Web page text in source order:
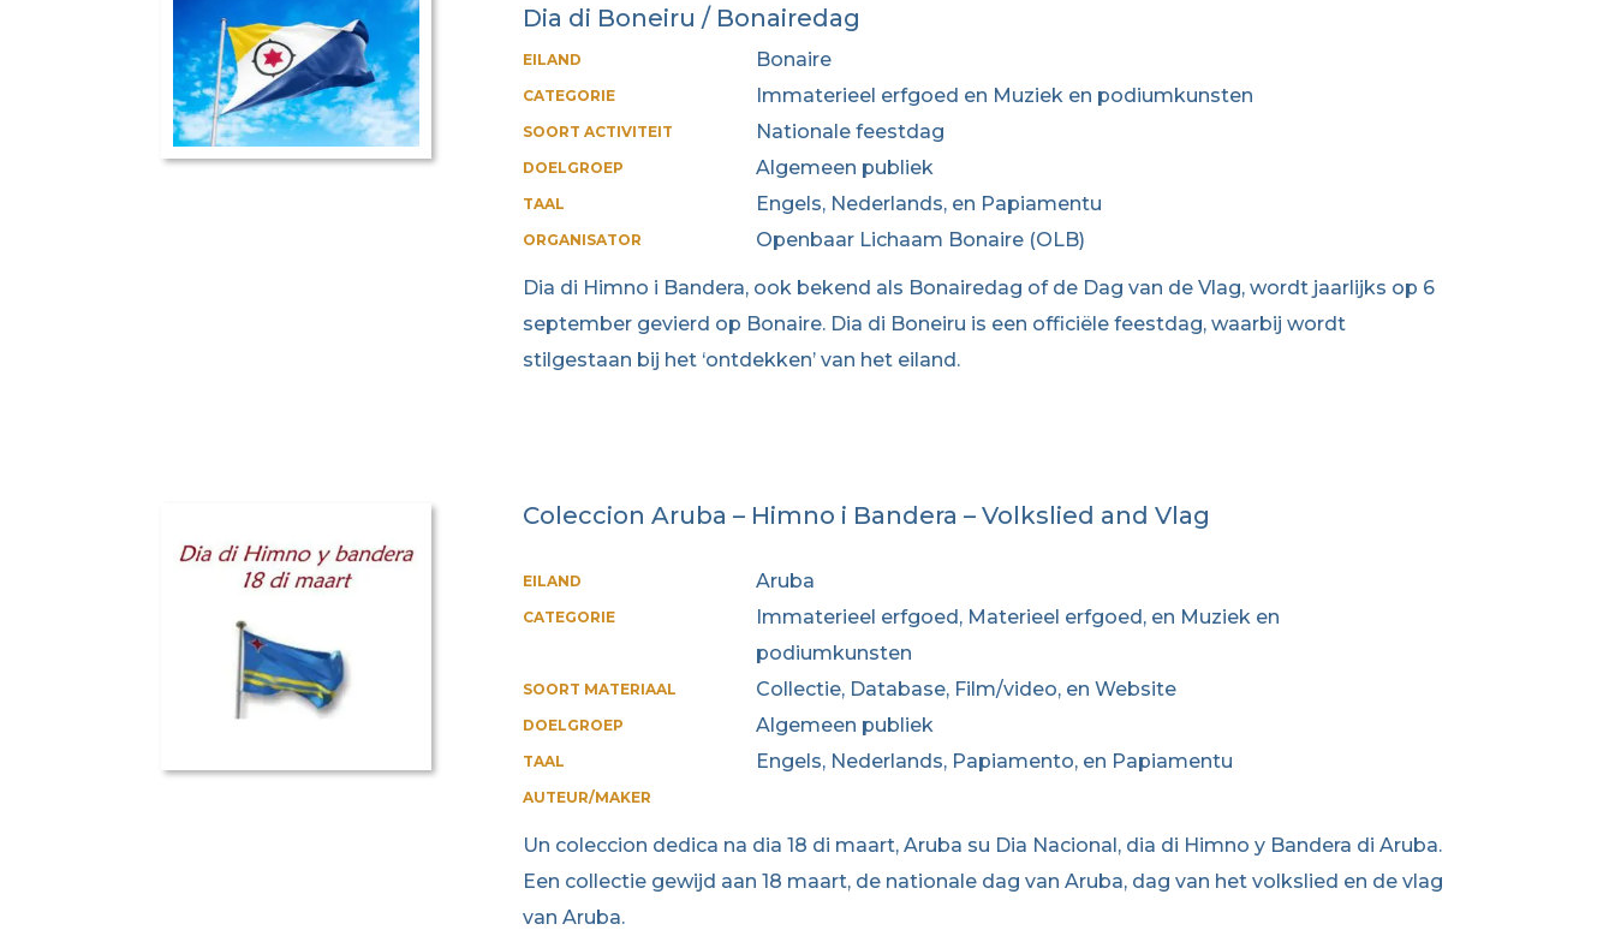
Dia di Boneiru / Bonairedag
EILAND Bonaire
CATEGORIE Immaterieel erfgoed en Muziek en podiumkunsten
SOORT ACTIVITEIT Nationale feestdag
DOELGROEP Algemeen publiek
TAAL Engels, Nederlands, en Papiamentu
ORGANISATOR Openbaar Lichaam Bonaire (OLB)
Dia di Himno i Bandera, ook bekend als Bonairedag of de Dag van de Vlag, wordt jaarlijks op 6
september gevierd op Bonaire. Dia di Boneiru is een officiële feestdag, waarbij wordt
stilgestaan bij het ‘ontdekken’ van het eiland.
Coleccion Aruba – Himno i Bandera – Volkslied and Vlag
EILAND Aruba
CATEGORIE
Immaterieel erfgoed, Materieel erfgoed, en Muziek en
podiumkunsten
SOORT MATERIAAL Collectie, Database, Film/video, en Website
DOELGROEP Algemeen publiek
TAAL Engels, Nederlands, Papiamento, en Papiamentu
AUTEUR/MAKER
Un coleccion dedica na dia 18 di maart, Aruba su Dia Nacional, dia di Himno y Bandera di Aruba.
Een collectie gewijd aan 18 maart, de nationale dag van Aruba, dag van het volkslied en de vlag
van Aruba.